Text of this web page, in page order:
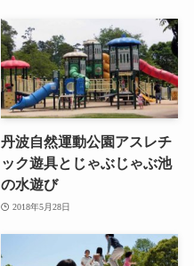
丹波自然運動公園アスレチ
ック遊具とじゃぶじゃぶ池
の水遊び
2018年5月28日